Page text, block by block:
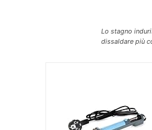
Lo stagno
dissaldare più